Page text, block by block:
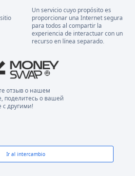
Un servicio cuyo propósito es
proporcionar una Internet segura
para todos al compartir la
experiencia de interactuar con un
recurso en línea separado.
отзыв о нашем
поделитесь о вашей
с другими!
Ir al intercambio